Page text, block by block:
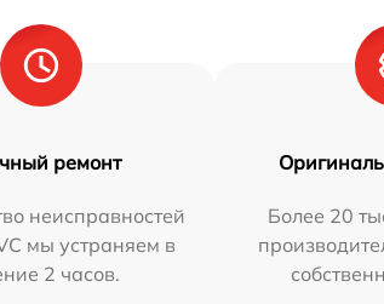
ремонт
неисправностей
мы устраняем в
2 часов.
Более 20